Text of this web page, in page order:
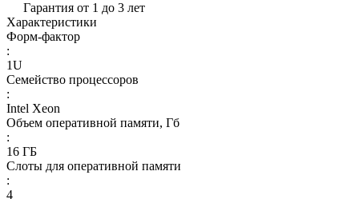
Гарантия от 1 до 3 лет
Характеристики
Форм-фактор
:
1U
Семейство процессоров
:
Intel Xeon
Объем оперативной памяти, Гб
:
16 ГБ
Слоты для оперативной памяти
:
4